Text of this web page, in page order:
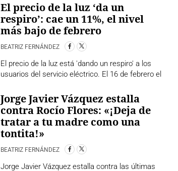
El precio de la luz ‘da un
respiro’: cae un 11%, el nivel
más bajo de febrero
BEATRIZ FERNÁNDEZ
El precio de la luz está 'dando un respiro' a los
usuarios del servicio eléctrico. El 16 de febrero el
Jorge Javier Vázquez estalla
contra Rocío Flores: «¡Deja de
tratar a tu madre como una
tontita!»
BEATRIZ FERNÁNDEZ
Jorge Javier Vázquez estalla contra las últimas